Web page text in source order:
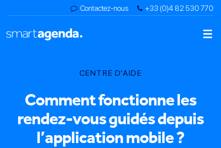
Contactez-nous +33 (0)4 82 530 770
CENTRE D'AIDE
Comment fonctionne les
rendez-vous guidés depuis
l’application mobile ?